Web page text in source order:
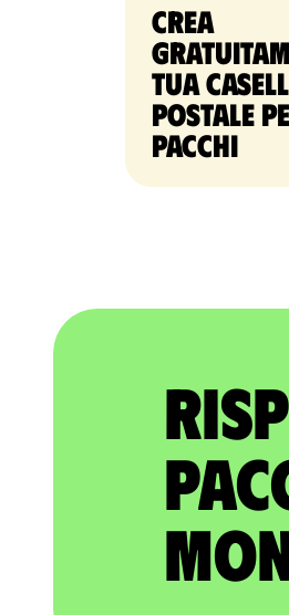
Crea
tua
postale
pacchi